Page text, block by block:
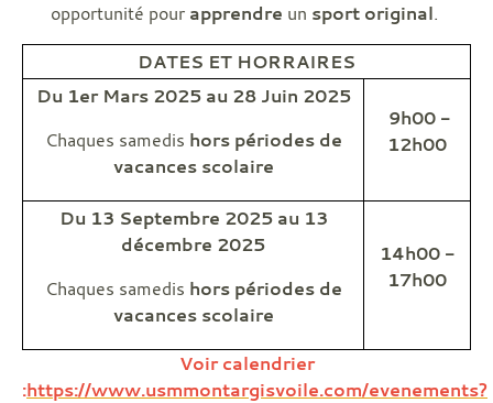
opportunité pour apprendre un sport original.
DATES ET HORRAIRES
Du 1er Mars 2025 au 28 Juin 2025
Chaques samedis hors périodes de
vacances scolaire
9h00 -
12h00
Du 13 Septembre 2025 au 13
décembre 2025
Chaques samedis hors périodes de
vacances scolaire
14h00 -
17h00
Voir calendrier
:https://www.usmmontargisvoile.com/evenements?